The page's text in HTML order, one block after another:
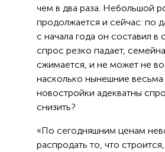
чем в два раза. Небольшой
продолжается и сейчас: по
с начала года он составил
спрос резко падает,
сжимается, и не может не
насколько нынешние
новостройки адекватны
снизить?
«По сегодняшним ценам
распродать то, что